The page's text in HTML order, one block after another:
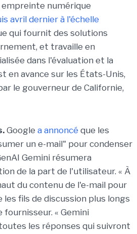
empreinte numérique
avril dernier à l'échelle
qui fournit des solutions
et travaille en
dans l'évaluation et la
en avance sur les États-Unis,
le gouverneur de Californie,
Google a annoncé que les
un e-mail" pour condenser
Gemini résumera
de la part de l'utilisateur. « À
du contenu de l'e-mail pour
fils de discussion plus longs
fournisseur. « Gemini
les réponses qui suivront